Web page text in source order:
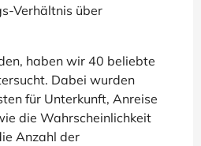
Verhältnis über
haben wir 40 beliebte
Dabei wurden
für Unterkunft, Anreise
die Wahrscheinlichkeit
Anzahl der